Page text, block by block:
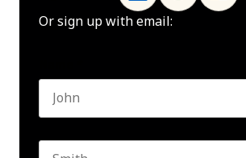
Or sign up with email: